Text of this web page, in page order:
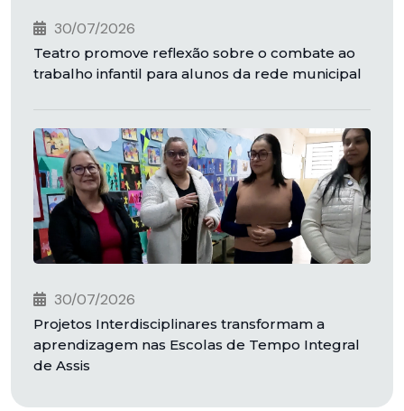
30/07/2026
Teatro promove reflexão sobre o combate ao
trabalho infantil para alunos da rede municipal
30/07/2026
Projetos Interdisciplinares transformam a
aprendizagem nas Escolas de Tempo Integral
de Assis